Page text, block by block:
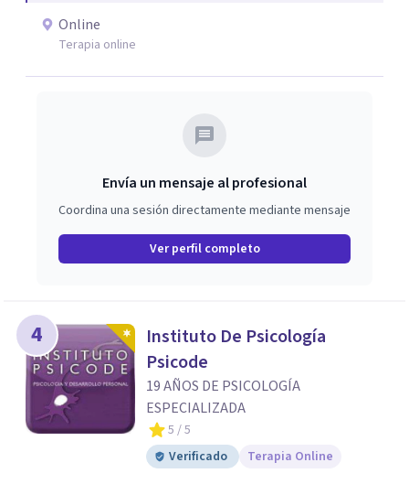
respetuoso, humano y orientado a generar un espacio de
Online
Terapia online
Envía un mensaje al profesional
Coordina una sesión directamente mediante mensaje
Ver perfil completo
4
Instituto De Psicología
Psicode
19 AÑOS DE PSICOLOGÍA
ESPECIALIZADA
5 / 5
Verificado
Terapia Online